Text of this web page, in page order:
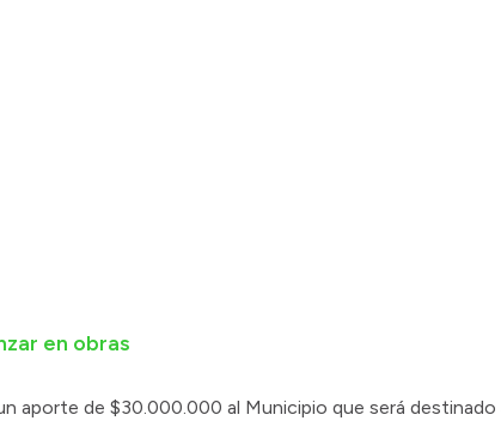
en obras
aporte de $30.000.000 al Municipio que será destinado